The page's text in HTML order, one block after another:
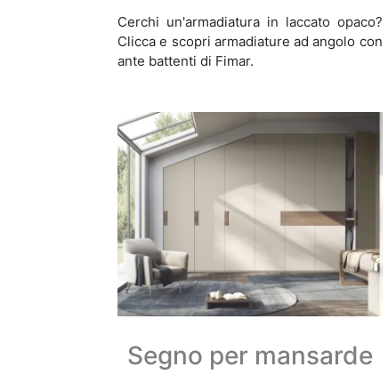
Cerchi un'armadiatura in laccato opaco?
Clicca e scopri armadiature ad angolo con
ante battenti di Fimar.
Segno per mansarde